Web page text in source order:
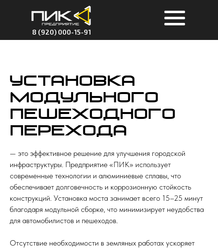
8 (920) 000-15-91
Установка
модульного
пешеходного
перехода
— это эффективное решение для улучшения городской
инфраструктуры. Предприятие «ПИК» использует
современные технологии и алюминиевые сплавы, что
обеспечивает долговечность и коррозионную стойкость
конструкций. Установка моста занимает всего 15–25 минут
благодаря модульной сборке, что минимизирует неудобства
для автомобилистов и пешеходов.
Отсутствие необходимости в земляных работах ускоряет